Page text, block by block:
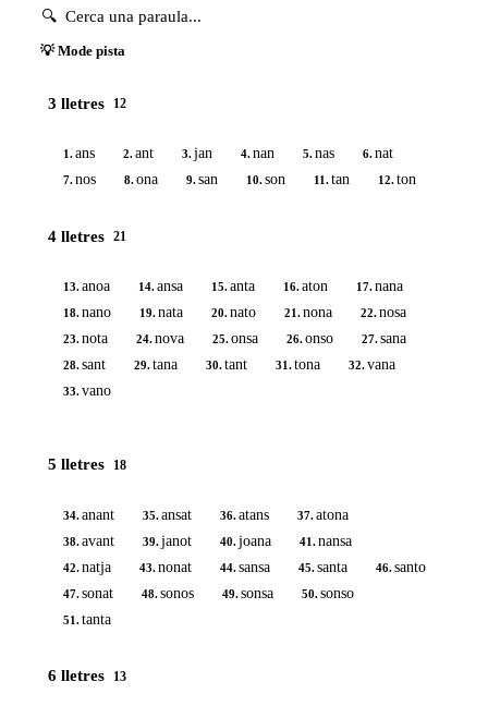
💡 Mode pista
3 lletres 12
1.ans 2.ant 3.jan 4.nan 5.nas 6.nat
7.nos 8.ona 9.san 10.son 11.tan 12.ton
4 lletres 21
13.anoa 14.ansa 15.anta 16.aton 17.nana
18.nano 19.nata 20.nato 21.nona 22.nosa
23.nota 24.nova 25.onsa 26.onso 27.sana
28.sant 29.tana 30.tant 31.tona 32.vana
33.vano
5 lletres 18
34.anant 35.ansat 36.atans 37.atona
38.avant 39.janot 40.joana 41.nansa
42.natja 43.nonat 44.sansa 45.santa 46.santo
47.sonat 48.sonos 49.sonsa 50.sonso
51.tanta
6 lletres 13